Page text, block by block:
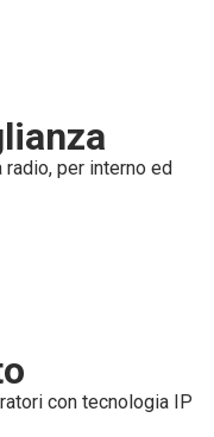
per interno ed
con tecnologia IP